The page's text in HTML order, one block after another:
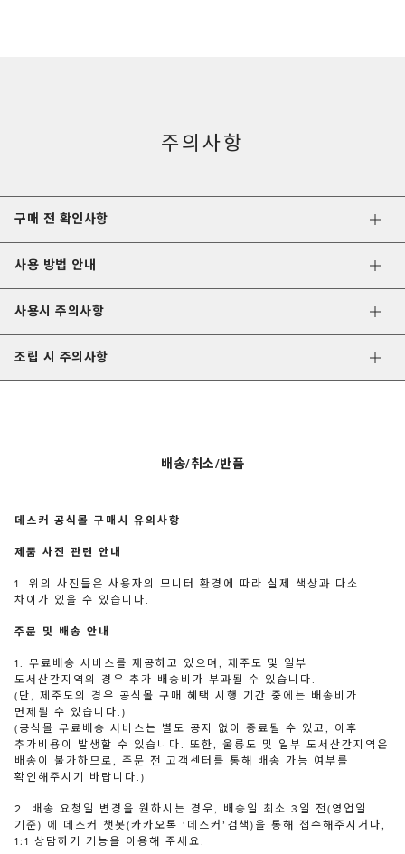
주의사항
구매 전 확인사항
사용 방법 안내
사용시 주의사항
조립 시 주의사항
배송/취소/반품
데스커 공식몰 구매시 유의사항
제품 사진 관련 안내
1. 위의 사진들은 사용자의 모니터 환경에 따라 실제 색상과 다소
차이가 있을 수 있습니다.
주문 및 배송 안내
1. 무료배송 서비스를 제공하고 있으며, 제주도 및 일부
도서산간지역의 경우 추가 배송비가 부과될 수 있습니다.
(단, 제주도의 경우 공식몰 구매 혜택 시행 기간 중에는 배송비가
면제될 수 있습니다.)
(공식몰 무료배송 서비스는 별도 공지 없이 종료될 수 있고, 이후
추가비용이 발생할 수 있습니다. 또한, 울릉도 및 일부 도서산간지역은
배송이 불가하므로, 주문 전 고객센터를 통해 배송 가능 여부를
확인해주시기 바랍니다.)
2. 배송 요청일 변경을 원하시는 경우, 배송일 최소 3일 전(영업일
기준) 에 데스커 챗봇(카카오톡 ‘데스커’검색)을 통해 접수해주시거나,
1:1 상담하기 기능을 이용해 주세요.